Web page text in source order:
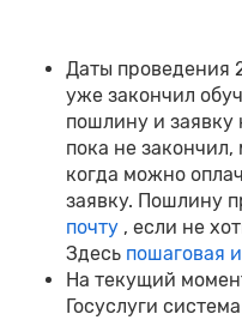
Даты проведения
уже закончил
пошлину и заявку
пока не
когда можно
заявку. Пошлину
почту , если не
Здесь пошаговая
На текущий
Госуслуги